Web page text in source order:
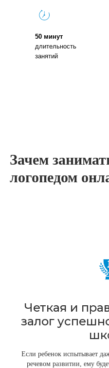
50 минут
длительность
занятий
Зачем
логопедом
Четкая и
залог
Если ребенок испытывает
речевом развитии, ему